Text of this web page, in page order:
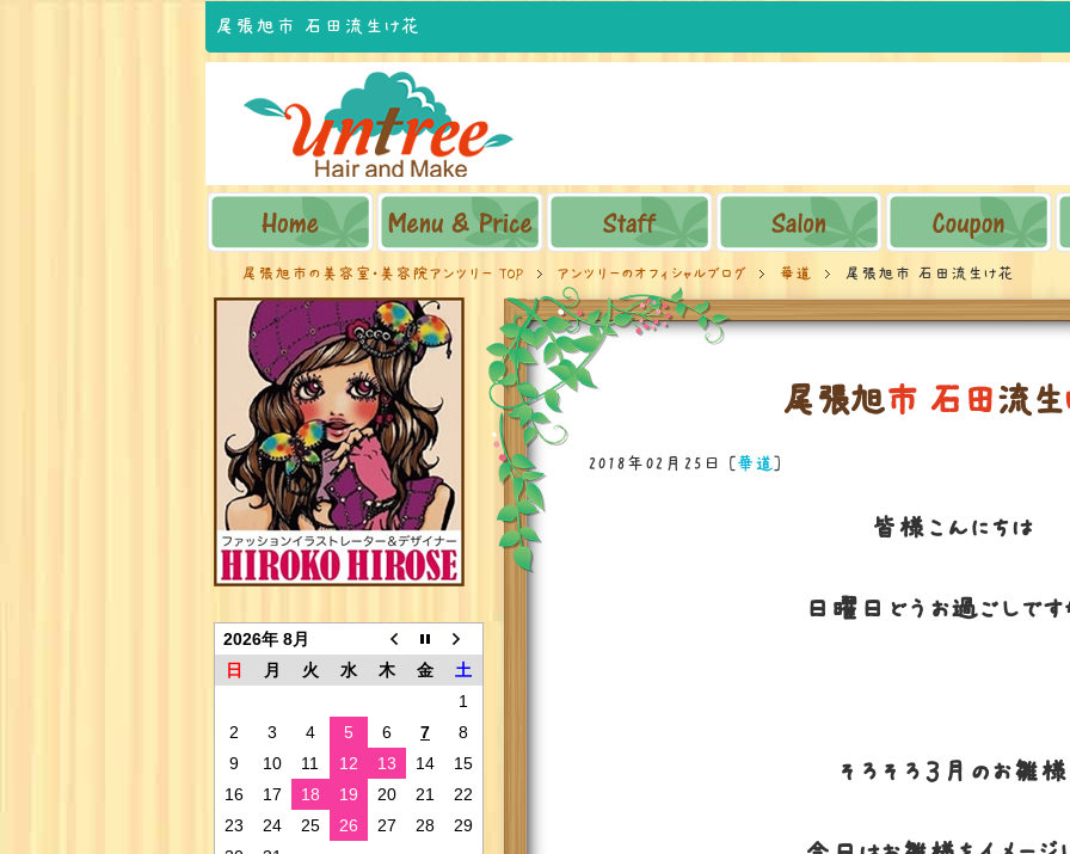
尾張旭市 石田流生け花
尾張旭市の美容室・美容院アンツリー TOP アンツリーのオフィシャルブログ 華道 尾張旭市 石田流生け花
尾張旭市 石 田流生
2018年02月25日 [華道]
皆様こんにちは
日曜日どうお過ごしです
そろそろ３月のお雛様
2026年 8月
日
月 火 水 木 金
土
1
2
3 4 5 6 7
8
9
10 11 12 13 14
15
16
17 18 19 20 21
22
23
24 25 26 27 28
29